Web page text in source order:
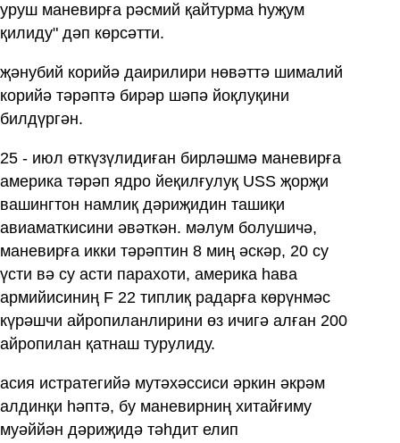
уруш маневирға рәсмий қайтурма һуҗум
қилиду" дәп көрсәтти.
җәнубий корийә даирилири нөвәттә шималий
корийә тәрәптә бирәр шәпә йоқлуқини
билдүргән.
25 - июл өткүзүлидиған бирләшмә маневирға
америка тәрәп ядро йеқилғулуқ USS җорҗи
вашингтон намлиқ дәриҗидин ташиқи
авиаматкисини әвәткән. мәлум болушичә,
маневирға икки тәрәптин 8 миң әскәр, 20 су
үсти вә су асти парахоти, америка һава
армийисиниң F 22 типлиқ радарға көрүнмәс
күрәшчи айропиланлирини өз ичигә алған 200
айропилан қатнаш турулиду.
асия истратегийә мутәхәссиси әркин әкрәм
алдинқи һәптә, бу маневирниң хитайғиму
муәййән дәриҗидә тәһдит елип